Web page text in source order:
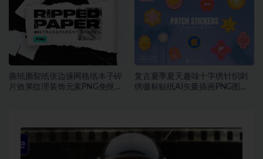
撕纸撕裂纸张边缘网格纸本子碎
片效果纹理装饰元素PNG免抠图
复古夏季夏天趣味十字绣针织刺
绣徽标贴纸AI矢量插画PNG图片